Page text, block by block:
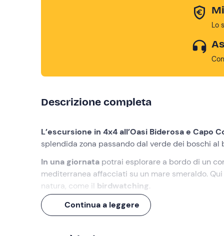
Lo
Descrizione completa
L’escursione in 4x4 all’Oasi Biderosa e Capo
splendida zona passando dal verde dei boschi al
In una giornata potrai esplorare a bordo di un
mediterranea affacciati su un mare smeraldo.
natura, come il birdwatching.
Inoltre, potrai ammirare panorami e spiagge
mare smeraldo. Non perdere questi capolavori
Continua a leggere